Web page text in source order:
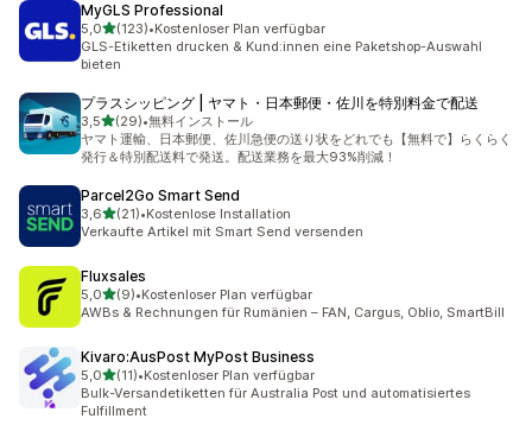
MyGLS Professional
5,0von 5 Sternen
(123)
123 Rezensionen insgesamt
•Kostenloser Plan verfügbar
GLS-Etiketten drucken & Kund:innen eine Paketshop-Auswahl
bieten
プラスシッピング | ヤマト・日本郵便・佐川を特別料金で配送
3,5von 5 Sternen
(29)
29 Rezensionen insgesamt
•無料インストール
ヤマト運輸、日本郵便、佐川急便の送り状をどれでも【無料で】らくらく
発行＆特別配送料で発送。配送業務を最大93%削減！
Parcel2Go Smart Send
3,6von 5 Sternen
(21)
21 Rezensionen insgesamt
•Kostenlose Installation
Verkaufte Artikel mit Smart Send versenden
Fluxsales
5,0von 5 Sternen
(9)
9 Rezensionen insgesamt
•Kostenloser Plan verfügbar
AWBs & Rechnungen für Rumänien – FAN, Cargus, Oblio, SmartBill
Kivaro:AusPost MyPost Business
5,0von 5 Sternen
(11)
11 Rezensionen insgesamt
•Kostenloser Plan verfügbar
Bulk-Versandetiketten für Australia Post und automatisiertes
Fulfillment